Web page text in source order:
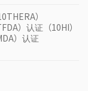
）
）认证（10HI）
）认证